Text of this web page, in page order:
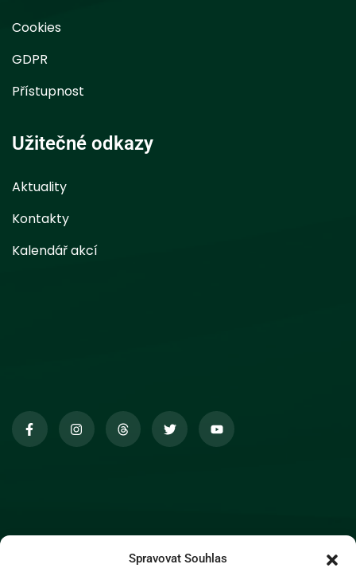
Spravovat Souhlas
Cookies
GDPR
Přístupnost
Užitečné odkazy
Aktuality
Kontakty
Kalendář akcí